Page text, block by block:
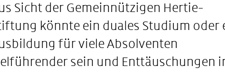
Sicht der Gemeinnützigen Hertie-
könnte ein duales Studium oder
für viele Absolventen
sein und Enttäuschungen